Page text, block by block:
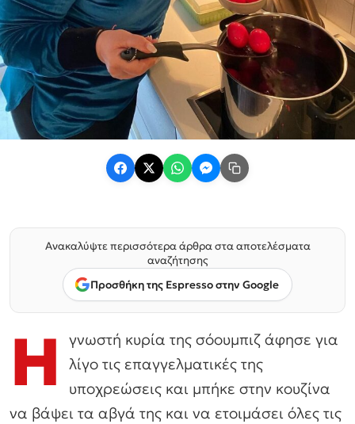
Ανακαλύψτε περισσότερα άρθρα στα αποτελέσματα
αναζήτησης
Προσθήκη της Espresso στην Google
Η
γνωστή κυρία της σόουμπιζ άφησε για
λίγο τις επαγγελματικές της
υποχρεώσεις και μπήκε στην κουζίνα
να βάψει τα αβγά της και να ετοιμάσει όλες τις